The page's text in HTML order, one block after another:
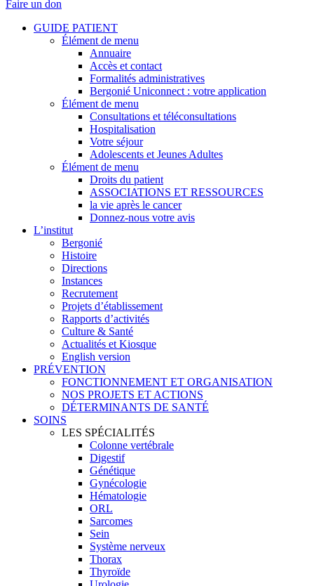
Faire un don
GUIDE PATIENT
Élément de menu
Annuaire
Accès et contact
Formalités administratives
Bergonié Uniconnect : votre application
Élément de menu
Consultations et téléconsultations
Hospitalisation
Votre séjour
Adolescents et Jeunes Adultes
Élément de menu
Droits du patient
ASSOCIATIONS ET RESSOURCES
la vie après le cancer
Donnez-nous votre avis
L’institut
Bergonié
Histoire
Directions
Instances
Recrutement
Projets d’établissement
Rapports d’activités
Culture & Santé
Actualités et Kiosque
English version
PRÉVENTION
FONCTIONNEMENT ET ORGANISATION
NOS PROJETS ET ACTIONS
DÉTERMINANTS DE SANTÉ
SOINS
LES SPÉCIALITÉS
Colonne vertébrale
Digestif
Génétique
Gynécologie
Hématologie
ORL
Sarcomes
Sein
Système nerveux
Thorax
Thyroïde